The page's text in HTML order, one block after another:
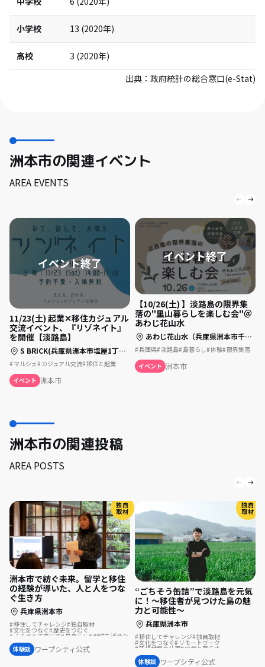
小学校 13 (2020年)
高校 3 (2020年)
出典： 政府統計の総合窓口(e-Stat)
洲本市の関連イベント
AREA EVENTS
11/23(土) 起業✕移住カジュアル
交流イベント、『リゾネイト』
を開催【淡路島】
S BRICK(兵庫県洲本市塩屋1丁目1-8) シェアベース
マルシェ カジュアル交流 移住と起業
イベント 洲本市
【10/26(土) 】淡路島の限界集
落の"里山暮らしを楽しむ会"＠
あわじ花山水
あわじ花山水（兵庫県洲本市千草戊60）
兵庫県 淡路島 島暮らし 体験 限界集落
イベント 洲本市
洲本市の関連投稿
AREA POSTS
独自
取材
洲本市で紡ぐ未来。留学と移住
の経験が導いた、人と人をつな
ぐ生き方
兵庫県洲本市
移住してチャレンジ 独自取材
文化をつなぐ 歴史をつむぐ
ふるさとで暮らす 島暮らし
地域を活性化
体験談 ワープシティ公式
独自
取材
“ごちそう缶詰”で淡路島を元気
に！～移住者が見つけた島の魅
力と可能性～
兵庫県洲本市
移住してチャレンジ 独自取材
文化をつなぐ リモートワーク
新規就農の仕事 自然と暮らす
生産者として生きる
お試し移住 島暮らし 結婚を機に移住
体験談 ワープシティ公式